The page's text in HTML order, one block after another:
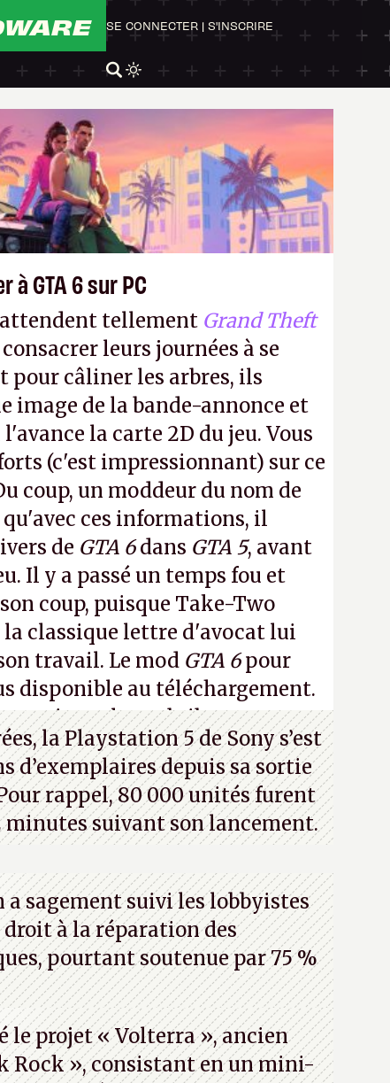
SE CONNECTER | S'INSCRIRE
à GTA 6 sur PC
tellement Grand Theft
leurs journées à se
pour câliner les arbres, ils
image de la bande-annonce et
la carte 2D du jeu. Vous
(c'est impressionnant) sur ce
coup, un moddeur du nom de
ces informations, il
de GTA 6dans GTA 5, avant
Il y a passé un temps fou et
coup, puisque Take-Two
classique lettre d'avocat lui
travail. Le mod GTA 6pour
disponible au téléchargement.
en voir quelques bribes surcette
la Playstation 5 de Sony s’est
d’exemplaires depuis sa sortie
rappel, 80 000 unités furent
minutes suivant son lancement.
a sagement suivi les lobbyistes
à la réparation des
pourtant soutenue par 75 %
le projet « Volterra », ancien
Rock », consistant en un mini-